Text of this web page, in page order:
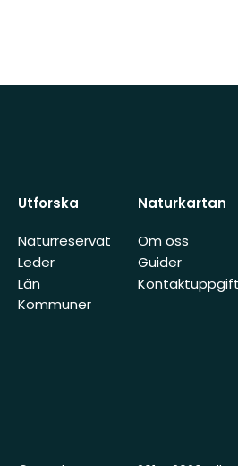
Utforska
Naturreservat
Leder
Län
Kommuner
Naturkartan
Om oss
Guider